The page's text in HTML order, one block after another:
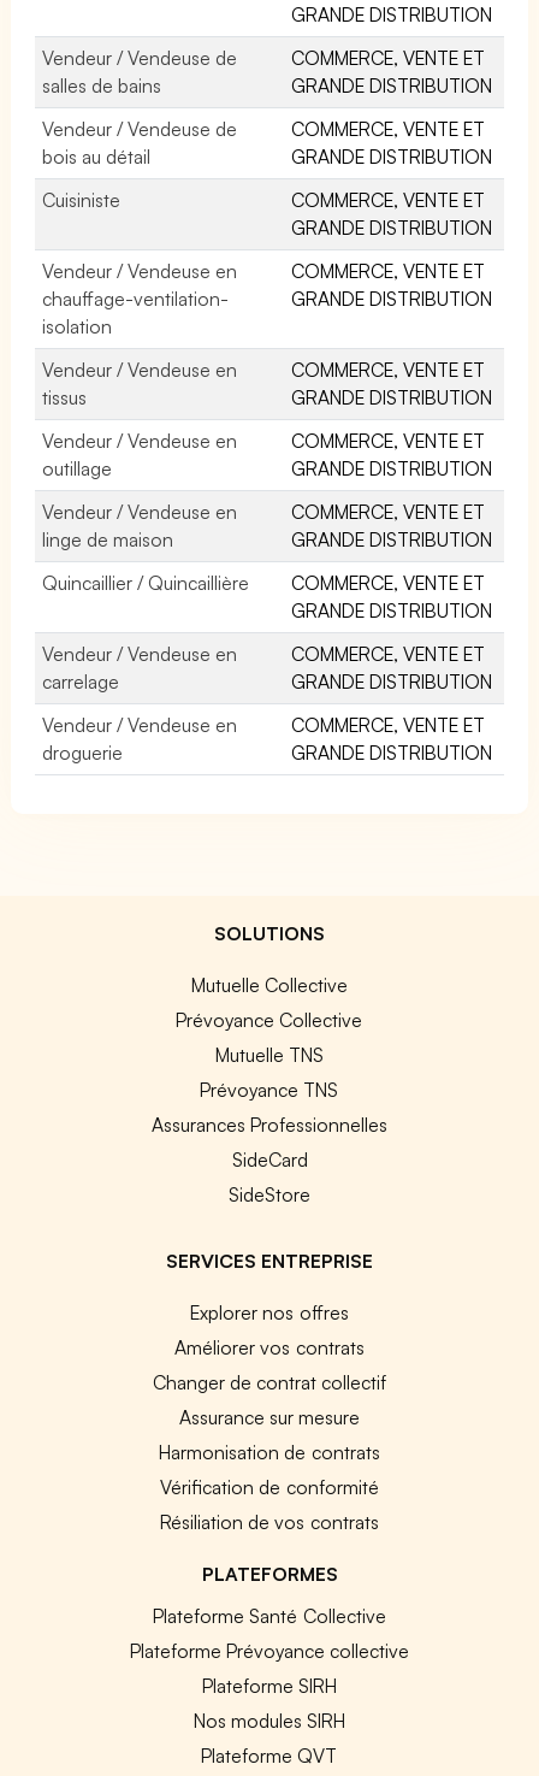
GRANDE DISTRIBUTION
Vendeur / Vendeuse de
salles de bains
COMMERCE, VENTE ET
GRANDE DISTRIBUTION
Vendeur / Vendeuse de
bois au détail
COMMERCE, VENTE ET
GRANDE DISTRIBUTION
Cuisiniste
COMMERCE, VENTE ET
GRANDE DISTRIBUTION
Vendeur / Vendeuse en
chauffage-ventilation-
isolation
COMMERCE, VENTE ET
GRANDE DISTRIBUTION
Vendeur / Vendeuse en
tissus
COMMERCE, VENTE ET
GRANDE DISTRIBUTION
Vendeur / Vendeuse en
outillage
COMMERCE, VENTE ET
GRANDE DISTRIBUTION
Vendeur / Vendeuse en
linge de maison
COMMERCE, VENTE ET
GRANDE DISTRIBUTION
Quincaillier / Quincaillière
COMMERCE, VENTE ET
GRANDE DISTRIBUTION
Vendeur / Vendeuse en
carrelage
COMMERCE, VENTE ET
GRANDE DISTRIBUTION
Vendeur / Vendeuse en
droguerie
COMMERCE, VENTE ET
GRANDE DISTRIBUTION
SOLUTIONS
Mutuelle Collective
Prévoyance Collective
Mutuelle TNS
Prévoyance TNS
Assurances Professionnelles
SideCard
SideStore
SERVICES ENTREPRISE
Explorer nos offres
Améliorer vos contrats
Changer de contrat collectif
Assurance sur mesure
Harmonisation de contrats
Vérification de conformité
Résiliation de vos contrats
PLATEFORMES
Plateforme Santé Collective
Plateforme Prévoyance collective
Plateforme SIRH
Nos modules SIRH
Plateforme QVT